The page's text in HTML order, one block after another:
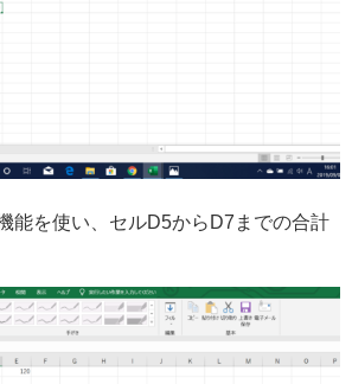
能を使い、セルD5からD7までの合計